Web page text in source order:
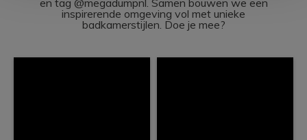
inspirerende omgeving vol met unieke
badkamerstijlen. Doe je mee?